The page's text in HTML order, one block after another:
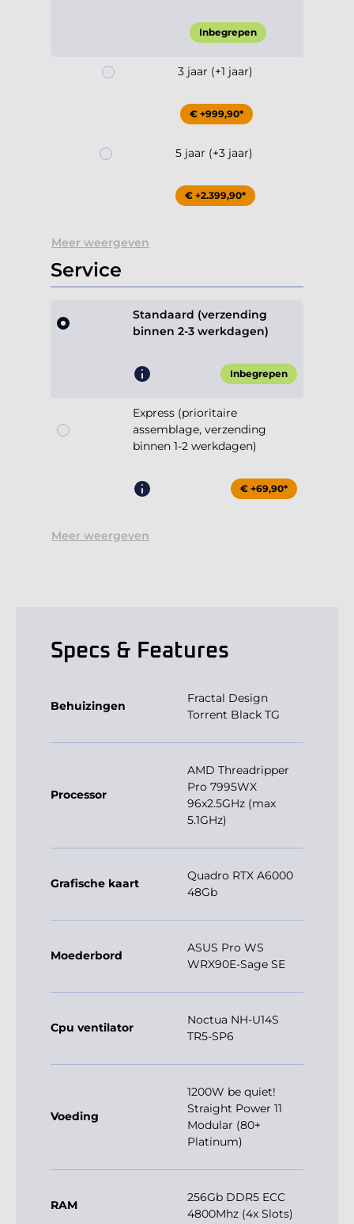
Inbegrepen
3 jaar (+1 jaar)
€ +999,90*
5 jaar (+3 jaar)
€ +2.399,90*
Meer weergeven
Service
Standaard (verzending
binnen 2-3 werkdagen)
Inbegrepen
Express (prioritaire
assemblage, verzending
binnen 1-2 werkdagen)
€ +69,90*
Meer weergeven
Specs & Features
Behuizingen
Fractal Design
Torrent Black TG
Processor
AMD Threadripper
Pro 7995WX
96x2.5GHz (max
5.1GHz)
Grafische kaart
Quadro RTX A6000
48Gb
Moederbord
ASUS Pro WS
WRX90E-Sage SE
Cpu ventilator
Noctua NH-U14S
TR5-SP6
Voeding
1200W be quiet!
Straight Power 11
Modular (80+
Platinum)
RAM
256Gb DDR5 ECC
4800Mhz (4x Slots)